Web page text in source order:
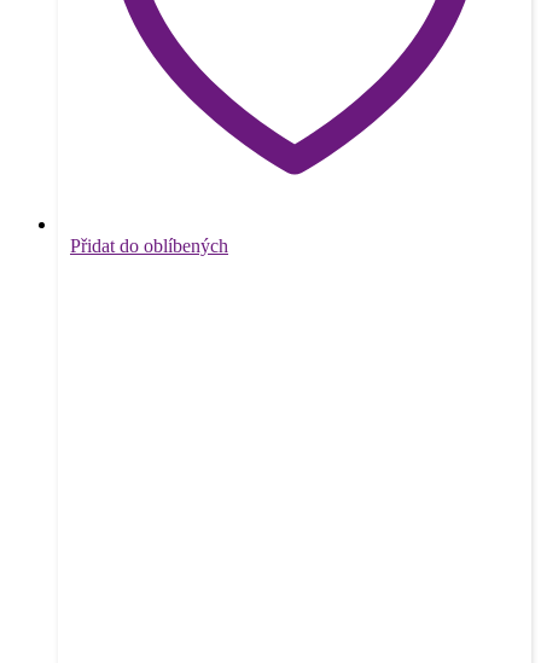
Přidat do oblíbených